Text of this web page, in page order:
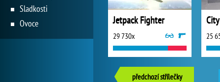
Jetpack Fighter
29 730x 25
předchozí střílečky
Sladkosti
Ovoce